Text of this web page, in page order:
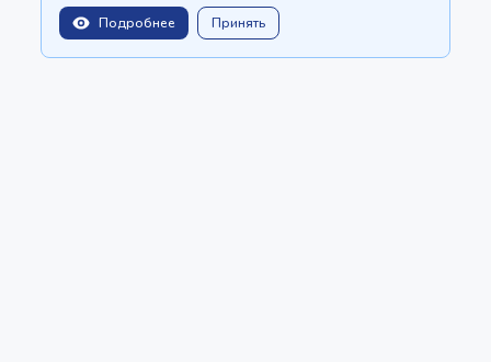
Подробнее Принять